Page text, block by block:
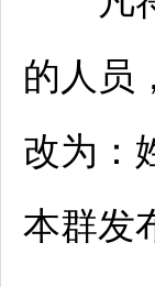
的人员
改为：
本群发